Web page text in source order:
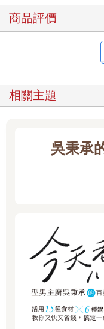
商品評價
相關主題
吳秉承